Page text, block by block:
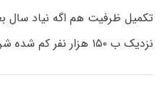
تکمیل ظرفیت هم اگه نیاد سال
نزدیک ب ۱۵۰ هزار نفر کم شده شرکت کننده